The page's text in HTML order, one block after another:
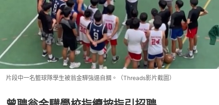
片段中一名籃球隊學生被翁金驊強逼自摑。（Threads影片截圖）